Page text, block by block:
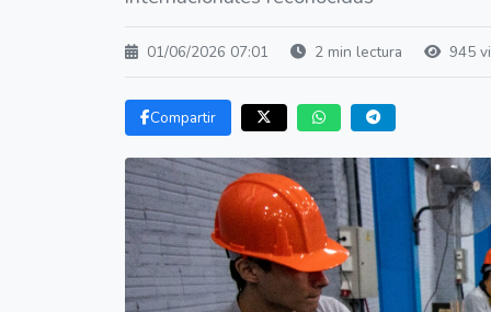
01/06/2026 07:01 2 min lectura 945
Compartir